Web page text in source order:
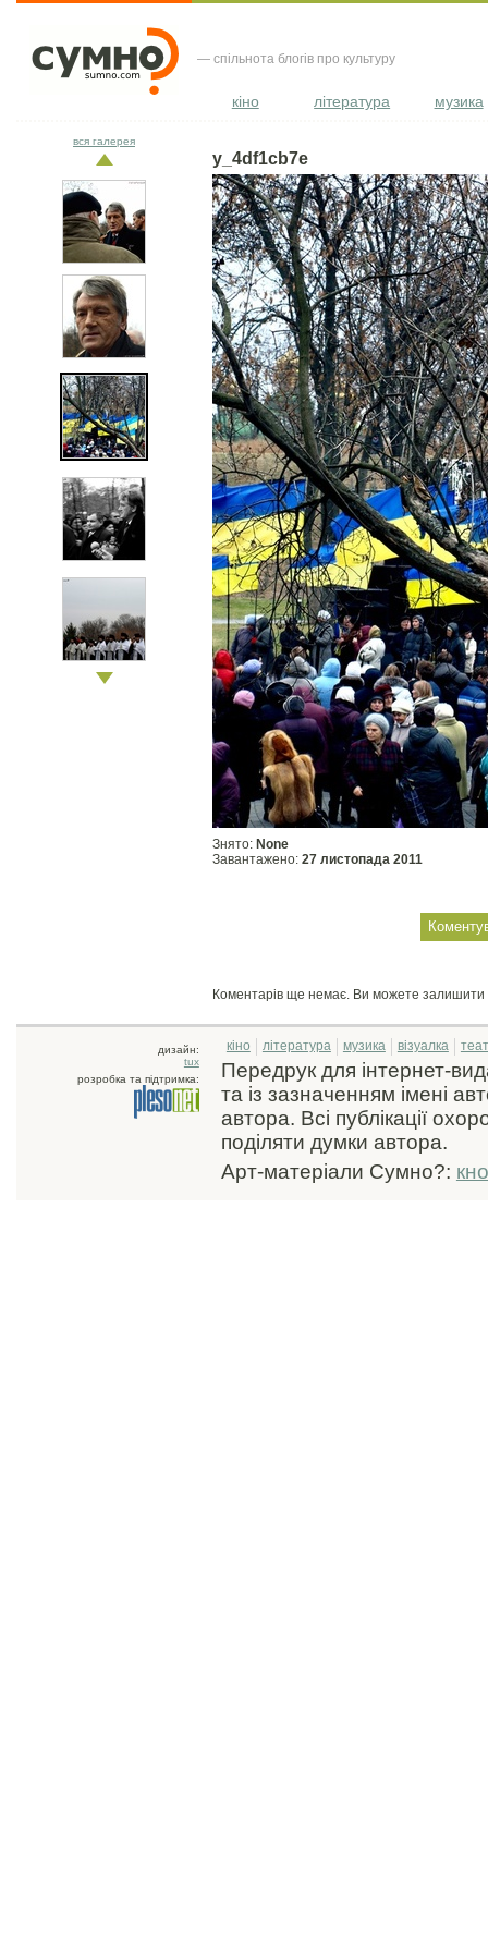
— спільнота блогів про культуру
кіно література музика
y_4df1cb7e
Знято: None
Завантажено: 27 листопада 2011
Коментарів ще немає. Ви можете
вся галерея
дизайн:
tux
розробка та підтримка:
кіно література музика візуалка
Передрук для інтернет-
та із зазначенням імені
автора. Всі публікації
поділяти думки автора.
Арт-матеріали Сумно?: